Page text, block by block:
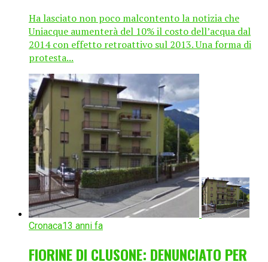
Ha lasciato non poco malcontento la notizia che
Uniacque aumenterà del 10% il costo dell’acqua dal
2014 con effetto retroattivo sul 2013. Una forma di
protesta...
Cronaca13 anni fa
FIORINE DI CLUSONE: DENUNCIATO PER